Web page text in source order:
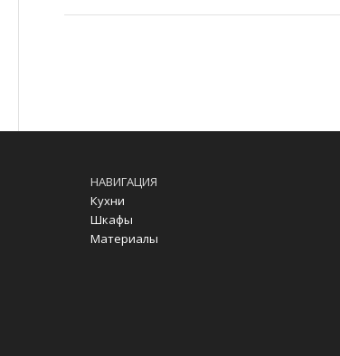
НАВИГАЦИЯ
Кухни
Шкафы
Материалы